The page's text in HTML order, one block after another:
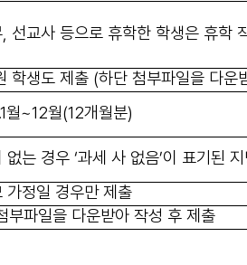
선교사 등으로 휴학한 학생은 휴학
학생도 제출 (하단 첨부파일을 다운
월~12월(12개월분)
없는 경우 ‘과세 사 없음’이 표기된
가정일 경우만 제출
부파일을 다운받아 작성 후 제출